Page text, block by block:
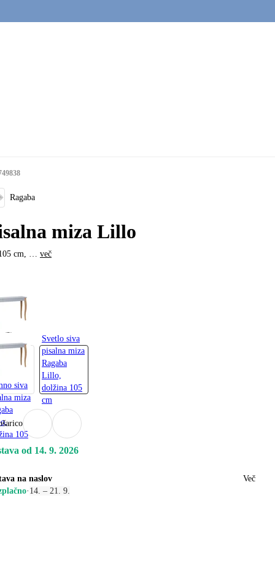
Ragaba
miza Lillo
cm, … več
(2)
siva
miza
105
Svetlo siva
pisalna miza
Ragaba
Lillo,
dolžina 105
cm
od 14. 9. 2026
na naslov
· 14. – 21. 9.
Več